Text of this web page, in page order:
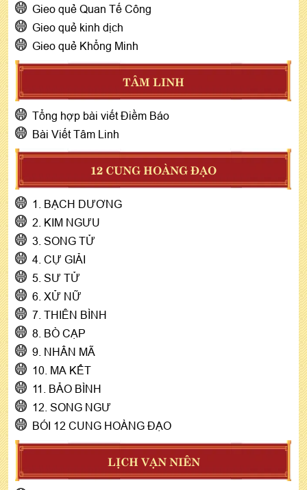
Gieo quẻ Quan Tế Công
Gieo quẻ kinh dịch
Gieo quẻ Khổng Minh
TÂM LINH
Tổng hợp bài viết Điềm Báo
Bài Viết Tâm Linh
12 CUNG HOÀNG ĐẠO
1. BẠCH DƯƠNG
2. KIM NGƯU
3. SONG TỬ
4. CỰ GIẢI
5. SƯ TỬ
6. XỬ NỮ
7. THIÊN BÌNH
8. BÒ CẠP
9. NHÂN MÃ
10. MA KẾT
11. BẢO BÌNH
12. SONG NGƯ
BÓI 12 CUNG HOÀNG ĐẠO
LỊCH VẠN NIÊN